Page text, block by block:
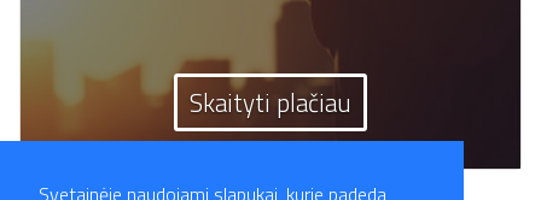
Svetainėje naudojami slapukai, kurie padeda
Skaityti plačiau